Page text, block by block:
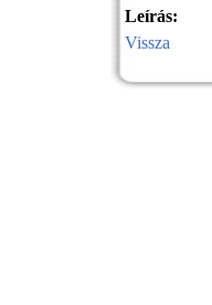
Leírás:
Vissza